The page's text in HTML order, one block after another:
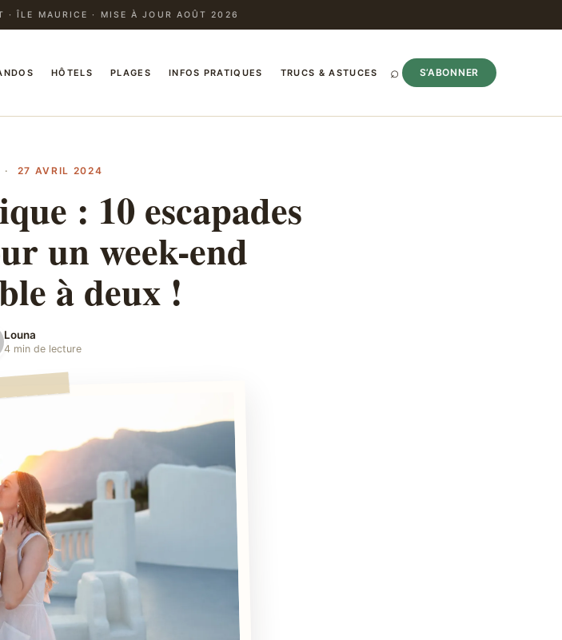
· ÎLE MAURICE · MISE À JOUR AOÛT 2026
HÔTELS PLAGES INFOS PRATIQUES TRUCS & ASTUCES ⌕ S’ABONNER
· 27 AVRIL 2024
: 10 escapades
un week-end
à deux !
Louna
4 min de lecture